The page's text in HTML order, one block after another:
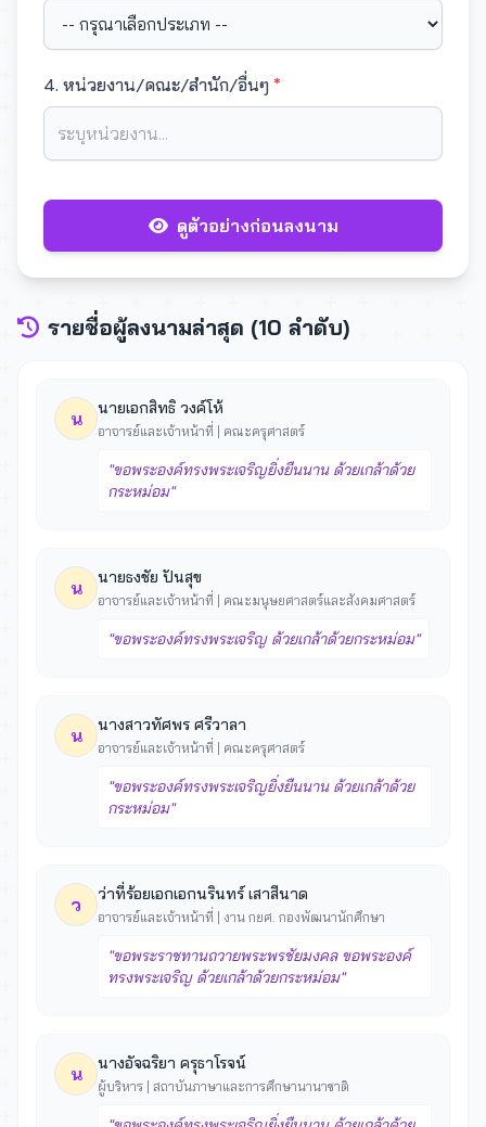
4. หน่วยงาน/คณะ/สำนัก/อื่นๆ *
ดูตัวอย่างก่อนลงนาม
รายชื่อผู้ลงนามล่าสุด (10 ลำดับ)
น นายเอกสิทธิ วงค์โห้
อาจารย์และเจ้าหน้าที่ | คณะครุศาสตร์
"ขอพระองค์ทรงพระเจริญยิ่งยืนนาน ด้วยเกล้าด้วย
กระหม่อม"
น นายธงชัย ปันสุข
อาจารย์และเจ้าหน้าที่ | คณะมนุษยศาสตร์และสังคมศาสตร์
"ขอพระองค์ทรงพระเจริญ ด้วยเกล้าด้วยกระหม่อม"
น นางสาวทัศพร ศรีวาลา
อาจารย์และเจ้าหน้าที่ | คณะครุศาสตร์
"ขอพระองค์ทรงพระเจริญยิ่งยืนนาน ด้วยเกล้าด้วย
กระหม่อม"
ว ว่าที่ร้อยเอกเอกนรินทร์ เสาสีนาด
อาจารย์และเจ้าหน้าที่ | งาน กยศ. กองพัฒนานักศึกษา
"ขอพระราชทานถวายพระพรชัยมงคล ขอพระองค์
ทรงพระเจริญ ด้วยเกล้าด้วยกระหม่อม"
น นางอัจฉริยา ครุธาโรจน์
ผู้บริหาร | สถาบันภาษาและการศึกษานานาชาติ